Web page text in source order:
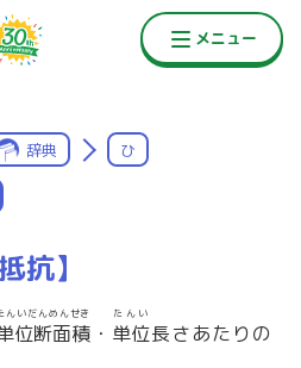
辞典 ひ
抗】
位断面積
んいだんめんせき
・ 単位
たんい
長さあたりの